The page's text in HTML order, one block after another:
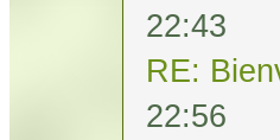
22:43
RE:
22:56